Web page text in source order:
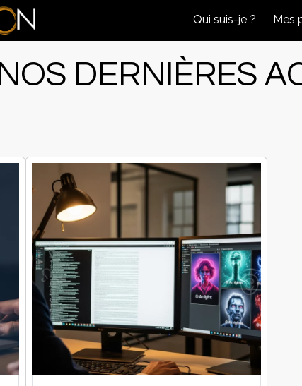
Qui suis-je ? Mes
NOS DERNIÈRES